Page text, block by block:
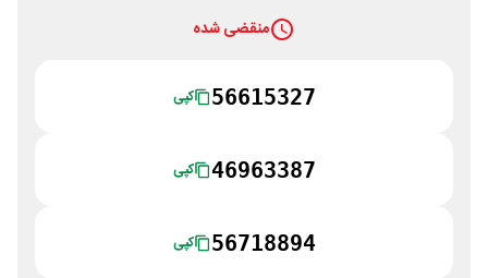
منقضی شده
56615327 کپی
46963387 کپی
56718894 کپی